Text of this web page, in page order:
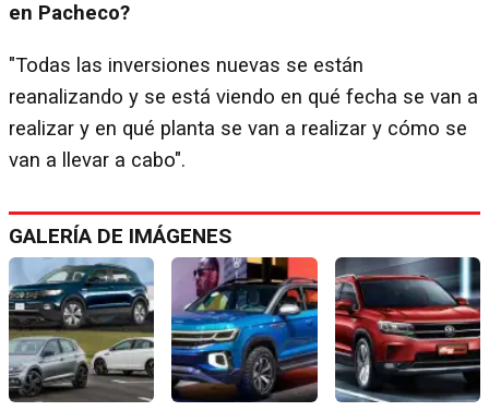
en Pacheco?
"Todas las inversiones nuevas se están
reanalizando y se está viendo en qué fecha se van a
realizar y en qué planta se van a realizar y cómo se
van a llevar a cabo".
GALERÍA DE IMÁGENES